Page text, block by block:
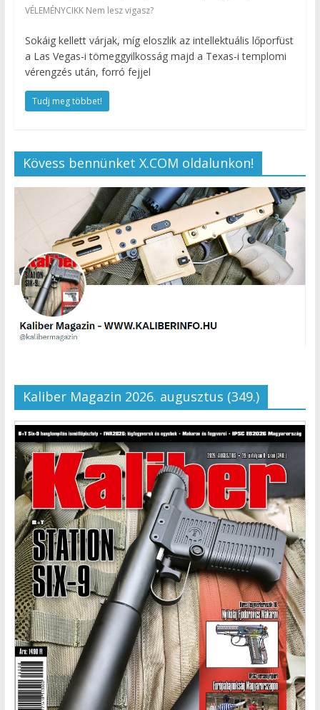
VÉLEMÉNYCIKK Nem lesz vigasz?
Sokáig kellett várjak, míg eloszlik az intellektuális lőporfüst
a Las Vegas-i tömeggyilkosság majd a Texas-i templomi
vérengzés után, forró fejjel
Tudj meg többet!
Kövess bennünket X.COM oldalunkon!
Kaliber Magazin 2026. augusztus (349.)